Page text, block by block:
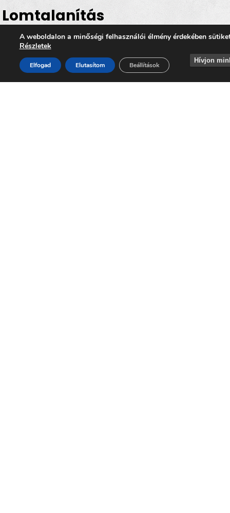
Lomtalanítás
Rábaszentmiklós – ideális
választás minden helyzetben
Legyen szófelújításról, költözésről, garázs- vagy
padlásürítésről, esetleg egy örökölt ingatlan
A weboldalon a minőségi felhasználói élmény érdekében
Részletek
Elfogad Elutasítom Beállítások
Hívjon